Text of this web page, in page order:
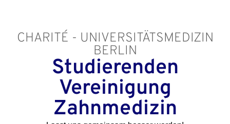
CHARITÉ - UNIVERSITÄTSMEDIZIN
BERLIN
Studierenden
Vereinigung
Zahnmedizin